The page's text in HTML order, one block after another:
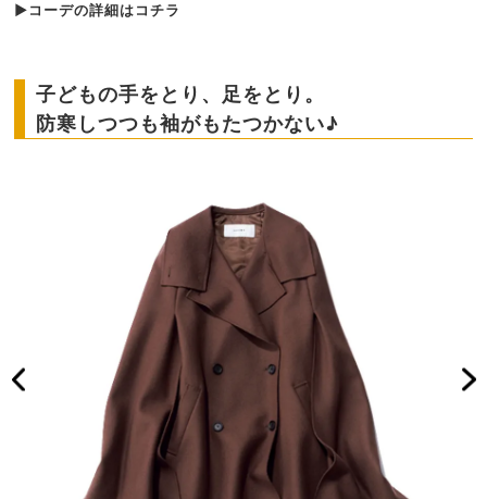
▶︎コーデの詳細はコチラ
子どもの手をとり、足をとり。
防寒しつつも袖がもたつかない♪